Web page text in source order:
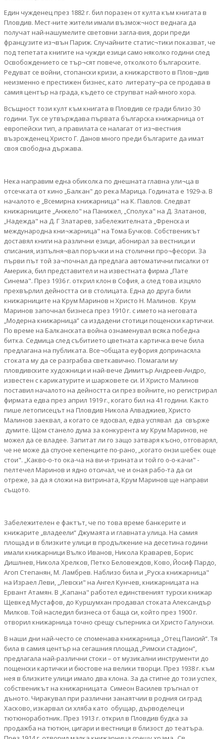
Един чужденец през 1882 г. бил поразен от култа към книгата в
Пловдив. Мест-ните жители имали възмож¬ност веднага да
получат най-нашумелите световни загла-вия, дори преди
французите из¬вън Париж. Случайните статис¬тики показват, че
под тепетата книгите на чужди езици само няколко години след
Освобождението се тър¬сят повече, отколкото българските.
Редуват се войни, стопански кризи, а книжарството в Плов¬див
неизменно е престижен бизнес, като литерату¬ра се продава в
самия център на града, където се струпват най-много хора.
Всъщност този култ към книгата в Пловдив се гради близо 30
години. Тук се утвърждава първата българска книжарница от
европейски тип, а правилата се налагат от из¬вестния
възрожденец Христо Г. Данов много преди българите да имат
своя свободна държава.
Нека направим една обиколка по днешната главна ули¬ца в
отсечката от кино „Балкан" до река Марица. Годината е 1929-а. В
началото е „Всемирна книжарница" на К. Павлов. Следват
книжарниците „Анжело" на Панижел, „Сполука" на Д. Златанов,
„Надежда" на Д. Г Златарев, забележителната „Френска и
международна кни¬жарница" на Тома Бучков. Собственикът
доставял книги на различни езици, абонирал за вестници и
списания, изпълня¬вал поръчки и на столични про¬фесори. За
първи път той за¬почнал да предлага автоматични писалки от
Америка, бил представител и на известната фирма „Пате
Синема". През 1936 г. открил клон в София, а след това изцяло
прехвърлил дейността си в столицата. Една до друга били
книжарниците на Крум Маринов н Христо Н. Малинов. Крум
Маринов започнал бизнеса през 1910 г. с името на неговата
„Модерна книжарница” са издадени стотици пощенски картички.
По време на Балканската война ознаменувал всяка победна
битка. Седмица след събитието цветната картичка вече била
предлагана на публиката. Все¬общата еуфория допринасяла
стоката му да се разграбва светкавично. Помагали му
пловдивските художници и най-вече Димитър Андреев-Андро,
известен с карикатурите и шаржовете си. И Христо Малинов
поставил началото на дейността си през войните, но регистрирал
фирмата едва през април 1919 г., когато бил на 41 години. Както
пише летописецът на Пловдив Никола Алваджиев, Христо
Малинов заеквал, а когато се ядосвал, едва успявал да свърже
думите. Щом станело дума за конкурента му Крум Маринов, не
можел да се владее. Запитат ли го защо затваря късно, отговарял,
че не може да спусне кепенците по-рано, „когато онзи шебек още
стои". „Какво-о-то ока-ча на ви-и-трината и той го о-о-качи" -
пелтечел Маринов и ядно отсичал, че и оная рабо-та да си
отреже, за да я сложи на витрината, Крум Маринов ще направи
същото.
Забележителен е фактът, че по това време банкерите и
книжарите „владеели“ Джумаята и главната улица. На самия
площад и в близките улици в продължение на десетина години
имали книжарници Вълко Иванов, Никола Краварев, Борис
Дишлнев, Никола Хрелков, Петко Беловеждов, Ково, Йосиф Пардо,
Агоп Степанян, М. Ламбрев. Наблизо била и „Руска книжарница"
на Израел Леви, „Левски" на Ангел Кунчев, книжарницата на
Ервант Атамян. В „Капана" работел единственият турски книжар
Щевкед Мустафов, до Куршумхан продавал стоката Александър
Милков. Той наследил бизнеса от баща си, който през 1900 г.
отворил книжарница точно срещу съперника си Христо Галунски.
В наши дни най-често се споменава книжарница „Отец Паисий“. Тя
била в самия център на сегашния площад „Римски стадион“,
предлагала най-различни стоки – от музикални инструменти до
пощенски картички и бюстове на велики творци. През 1938 г. към
нея в близките улици имало два клона. За да стигне до този успех,
собственикът на книжарницата Симеон Василев тръгнал от
дъното. Чиракувал при различни занаятчии в родния си град
Хасково, изкарвал си хляба като обущар, дърводелец и
тютюноработник. През 1913 г. открил в Пловдив будка за
продажба на тютюн, цигари и вестници в близост до театъра.